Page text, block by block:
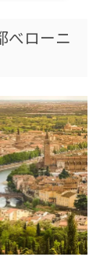
べローニ